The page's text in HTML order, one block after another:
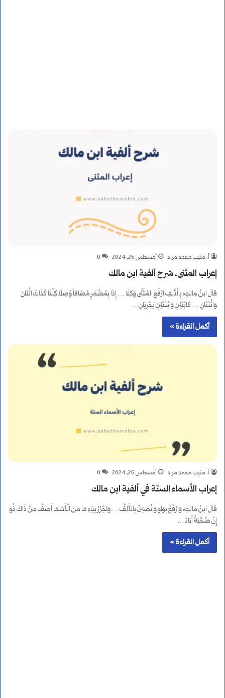
أ. منيب محمد مراد أغسطس 26, 2024 0
إعراب المثنى، شرح ألفية ابن مالك
قالَ ابنُ مالكٍ: بِالْأَلِفِ ارْفَعِ المُثَنَّى وَكِلَا … إِذَا بِمُضْمَرٍ مُضَافاً وُصِلَا كِلْتَا كَذَاكَ اثْنَانِ
وَاثْنَتَانِ … كَابْنَيْنِ وَابْنَتَيْنِ يَجْرِيَانِ…
أكمل القراءة »
أ. منيب محمد مراد أغسطس 26, 2024 0
إعراب الأسماء الستة في ألفية ابن مالك
قالَ ابنُ مالكٍ: وَارْفَعْ بِوَاوٍ وَانْصِبَنَّ بِالأَلِفْ … وَاجْرُرْ بِيَاءٍ مَا مِنَ الْأَسْمَا أَصِفْ مِنْ ذَاكَ ذُو
إِنْ صُحْبَةً أَبَانَا…
أكمل القراءة »